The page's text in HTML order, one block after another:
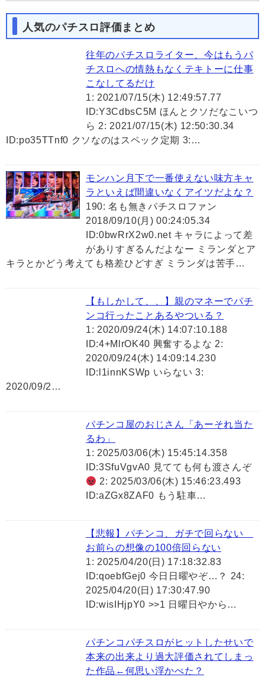
人気のパチスロ評価まとめ
往年のパチスロライター、今はもうパ
チスロへの情熱もなくテキトーに仕事
こなしてるだけ
1: 2021/07/15(木) 12:49:57.77
ID:Y3CdbsC5M ほんとクソだなこいつ
ら 2: 2021/07/15(木) 12:50:30.34
ID:po35TTnf0 クソなのはスペック定期 3:…
モンハン月下で一番使えない味方キャ
ラといえば間違いなくアイツだよな？
190: 名も無きパチスロファン
2018/09/10(月) 00:24:05.34
ID:0bwRrX2w0.net キャラによって差
がありすぎるんだよなー ミランダとア
キラとかどう考えても格差ひどすぎ ミランダは苦手…
【もしかして、、】親のマネーでパチ
ンコ行ったことあるやついる？
1: 2020/09/24(木) 14:07:10.188
ID:4+MlrOK40 興奮するよな 2:
2020/09/24(木) 14:09:14.230
ID:l1innKSWp いらない 3:
2020/09/2…
パチンコ屋のおじさん「あーそれ当た
るわ」
1: 2025/03/06(木) 15:45:14.358
ID:3SfuVgvA0 見てても何も渡さんぞ
2: 2025/03/06(木) 15:46:23.493
ID:aZGx8ZAF0 もう駐車…
【悲報】パチンコ、ガチで回らない
お前らの想像の100倍回らない
1: 2025/04/20(日) 17:18:32.83
ID:qoebfGej0 今日日曜やぞ…？ 24:
2025/04/20(日) 17:30:47.90
ID:wisIHjpY0 >>1 日曜日やから…
パチンコパチスロがヒットしたせいで
本来の出来より過大評価されてしまっ
た作品←何思い浮かべた？